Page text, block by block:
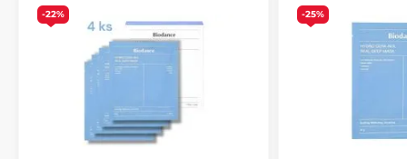
-22% -25%